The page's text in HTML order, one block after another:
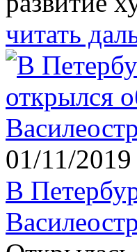
читать
01/11/2019
В